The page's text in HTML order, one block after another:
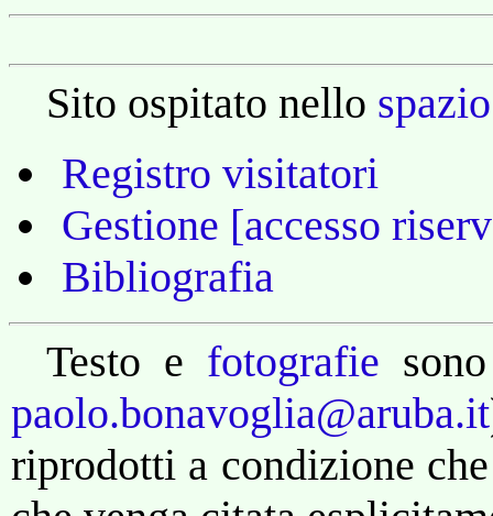
Sito ospitato nello
Registro visitatori
Gestione [accesso
Bibliografia
Testo e fotografie
paolo.bonavoglia@aruba.it
riprodotti a condizione